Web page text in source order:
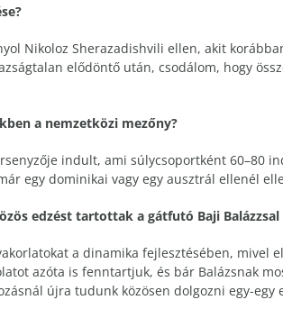
Nikoloz Sherazadishvili ellen, akit
elődöntő után, csodálom, hogy
a nemzetközi mezőny?
indult, ami súlycsoportként 60–80
egy dominikai vagy egy ausztrál ellenél
edzést tartottak a gátfutó Baji
a dinamika fejlesztésében,
azóta is fenntartjuk, és bár Balázsnak
újra tudunk közösen dolgozni egy-egy